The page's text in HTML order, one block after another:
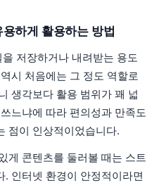
하게 활용하는 방법
저장하거나 내려받는 용도
시 처음에는 그 정도 역할로
생각보다 활용 범위가 꽤 넓
느냐에 따라 편의성과 만족도
점이 인상적이었습니다.
게 콘텐츠를 둘러볼 때는 스트
인터넷 환경이 안정적이라면